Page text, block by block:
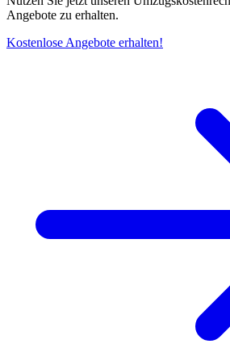
Angebote zu erhalten.
Kostenlose Angebote erhalten!